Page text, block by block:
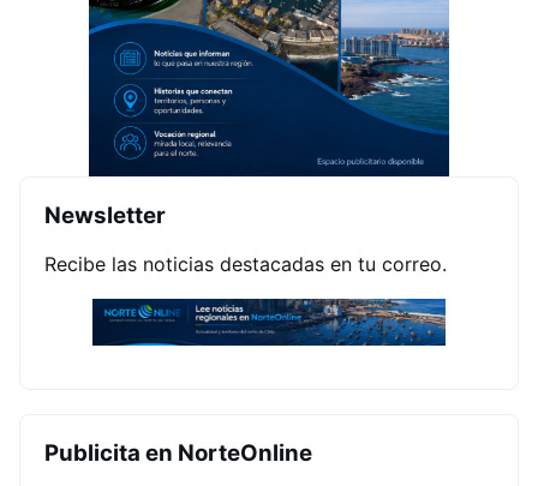
Newsletter
Recibe las noticias destacadas en tu correo.
Publicita en NorteOnline